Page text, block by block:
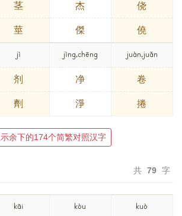
茎
莖
杰
傑
侥
僥
jì
剂
劑
jìng,chēng
净
淨
juàn,juǎn
卷
捲
余下的174个简繁对照汉字
共 79 字
kāi kòu kuò